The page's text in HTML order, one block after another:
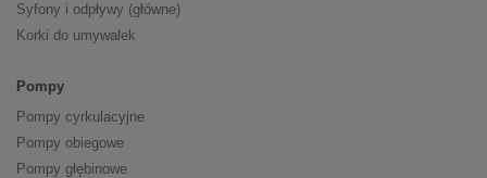
Syfony i odpływy (główne)
Korki do umywalek
Pompy
Pompy cyrkulacyjne
Pompy obiegowe
Pompy głębinowe